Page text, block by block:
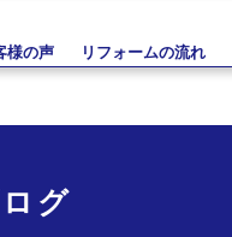
様の声 リフォームの流れ
グ